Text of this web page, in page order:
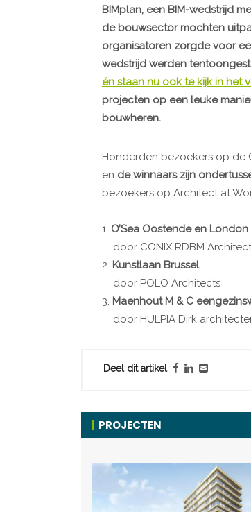
BIMplan, een BIM-wedstrijd
de bouwsector mochten
organisatoren zorgde voor
wedstrijd werden
én staan nu ook te kijk in het
projecten op een leuke
bouwheren.
Honderden bezoekers op de
en de winnaars zijn
bezoekers op Architect at
1. O’Sea Oostende en
door CONIX RDBM
2. Kunstlaan Brussel
door POLO Architects
3. Maenhout M & C
door HULPIA Dirk
Deel dit artikel
PROJECTEN